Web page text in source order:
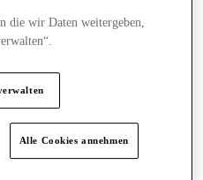
die wir Daten weitergeben,
Alle Cookies annehmen